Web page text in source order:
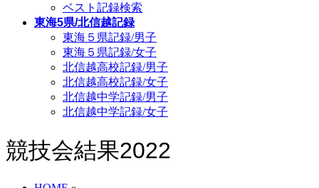
ベスト記録検索
東海5県/北信越記録
東海５県記録/男子
東海５県記録/女子
北信越高校記録/男子
北信越高校記録/女子
北信越中学記録/男子
北信越中学記録/女子
競技会結果2022